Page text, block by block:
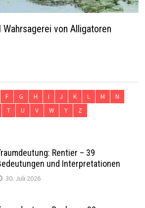
Wahrsagerei von Alligatoren
F G H I J K L M
N
T U V W Y Z
Rentier – 39
und Interpretationen
30. Juli 2026